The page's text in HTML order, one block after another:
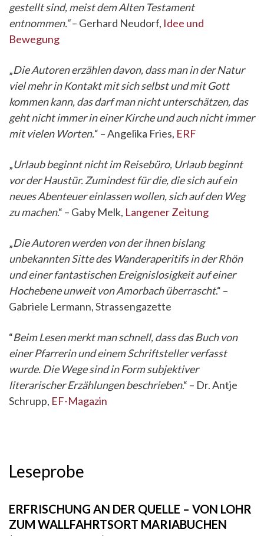
gestellt sind, meist dem Alten Testament
entnommen.“– Gerhard Neudorf, Idee und
Bewegung
„Die Autoren erzählen davon, dass man in der Natur
viel mehr in Kontakt mit sich selbst und mit Gott
kommen kann, das darf man nicht unterschätzen, das
geht nicht immer in einer Kirche und auch nicht immer
mit vielen Worten.“ – Angelika Fries, ERF
„Urlaub beginnt nicht im Reisebüro, Urlaub beginnt
vor der Haustür. Zumindest für die, die sich auf ein
neues Abenteuer einlassen wollen, sich auf den Weg
zu machen.“ – Gaby Melk, Langener Zeitung
„Die Autoren werden von der ihnen bislang
unbekannten Sitte des Wanderaperitifs in der Rhön
und einer fantastischen Ereignislosigkeit auf einer
Hochebene unweit von Amorbach überrascht.“ –
Gabriele Lermann, Strassengazette
“Beim Lesen merkt man schnell, dass das Buch von
einer Pfarrerin und einem Schriftsteller verfasst
wurde. Die Wege sind in Form subjektiver
literarischer Erzählungen beschrieben.“ – Dr. Antje
Schrupp, EF-Magazin
Leseprobe
ERFRISCHUNG AN DER QUELLE – VON LOHR
ZUM WALLFAHRTSORT MARIABUCHEN